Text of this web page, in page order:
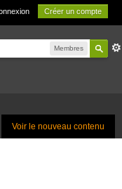
Créer un compte
Membres
Voir le nouveau contenu